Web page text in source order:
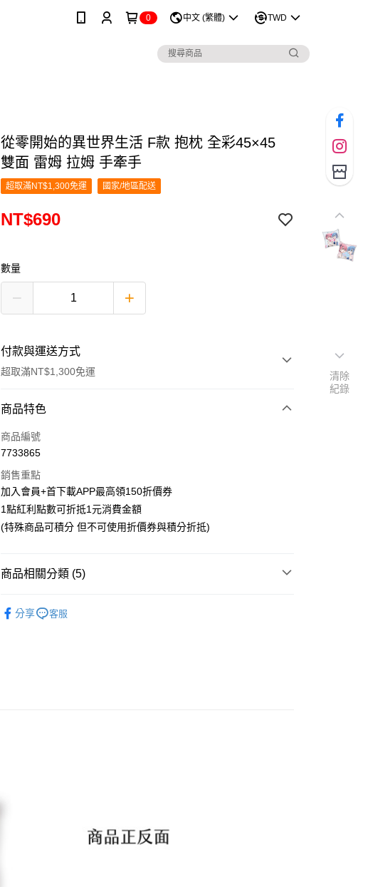
0 中文 (繁體) TWD
從零開始的異世界生活 F款 抱枕 全彩45×45
雙面 雷姆 拉姆 手牽手
超取滿NT$1,300免運 國家/地區配送
NT$690
數量
付款與運送方式
超取滿NT$1,300免運
付款方式
信用卡一次付款
LINE Pay
Apple Pay
Google Pay
貨到付款
每筆NT$65，滿NT$1,300(含以上)免運費
商品特色
商品編號
7733865
銷售重點
加入會員+首下載APP最高領150折價券
1點紅利點數可折抵1元消費金額
(特殊商品可積分 但不可使用折價券與積分折抵)
商品相關分類 (5)
Re:從零開始的異世界
分享 客服
清除
紀錄